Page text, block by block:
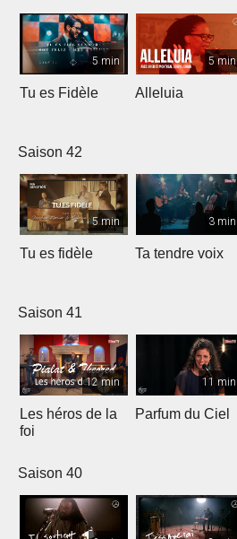
5 min
Tu es Fidèle
5 min
Alleluia
Saison 42
5 min
Tu es fidèle
3 min
Ta tendre voix
Saison 41
12 min
Les héros de la
foi
11 min
Parfum du Ciel
Saison 40